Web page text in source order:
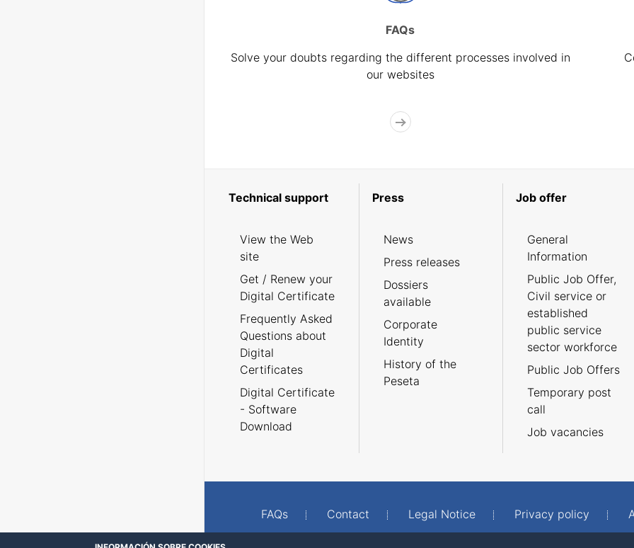
FAQs
Solve your doubts regarding the different processes involved in
our websites
Technical support
View the Web
site
Get / Renew your
Digital Certificate
Frequently Asked
Questions about
Digital
Certificates
Digital Certificate
- Software
Download
Press
News
Press releases
Dossiers
available
Corporate
Identity
History of the
Peseta
Job offer
General
Information
Public Job Offer,
Civil service or
established
public service
sector workforce
Public Job Offers
Temporary post
call
Job vacancies
FAQs Contact Legal Notice Privacy policy